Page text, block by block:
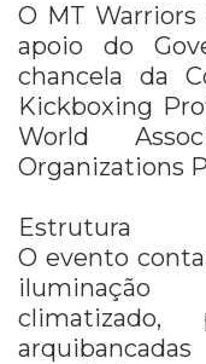
O MT
apoio do
chancela da
Kickboxing
World
Organizations
Estrutura
O evento